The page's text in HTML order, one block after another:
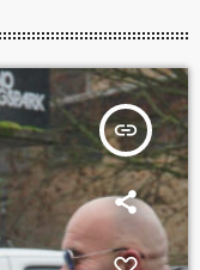
insert_link